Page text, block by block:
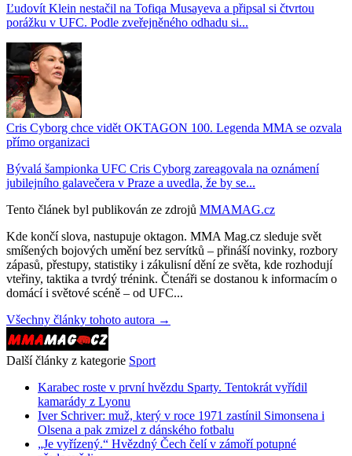
Ľudovít Klein nestačil na Tofiqa Musayeva a připsal si čtvrtou
porážku v UFC. Podle zveřejněného odhadu si...
Cris Cyborg chce vidět OKTAGON 100. Legenda MMA se ozvala
přímo organizaci
Bývalá šampionka UFC Cris Cyborg zareagovala na oznámení
jubilejního galavečera v Praze a uvedla, že by se...
Tento článek byl publikován ze zdrojů MMAMAG.cz
Kde končí slova, nastupuje oktagon. MMA Mag.cz sleduje svět
smíšených bojových umění bez servítků – přináší novinky, rozbory
zápasů, přestupy, statistiky i zákulisní dění ze světa, kde rozhodují
vteřiny, taktika a tvrdý trénink. Čtenáři se dostanou k informacím o
domácí i světové scéně – od UFC...
Všechny články tohoto autora →
Další články z kategorie Sport
Karabec roste v první hvězdu Sparty. Tentokrát vyřídil
kamarády z Lyonu
Iver Schriver: muž, který v roce 1971 zastínil Simonsena i
Olsena a pak zmizel z dánského fotbalu
„Je vyřízený.“ Hvězdný Čech čelí v zámoří potupné